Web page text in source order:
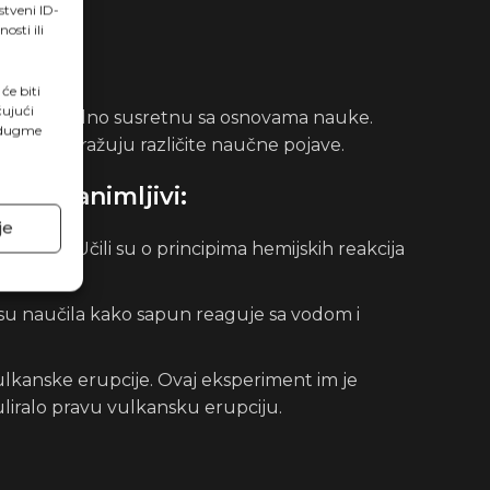
ID-
ili
biti
susretnu sa osnovama nauke.
sami istražuju različite naučne pojave.
zanimljivi:
Učili su o principima hemijskih reakcija
naučila kako sapun reaguje sa vodom i
erupcije. Ovaj eksperiment im je
pravu vulkansku erupciju.